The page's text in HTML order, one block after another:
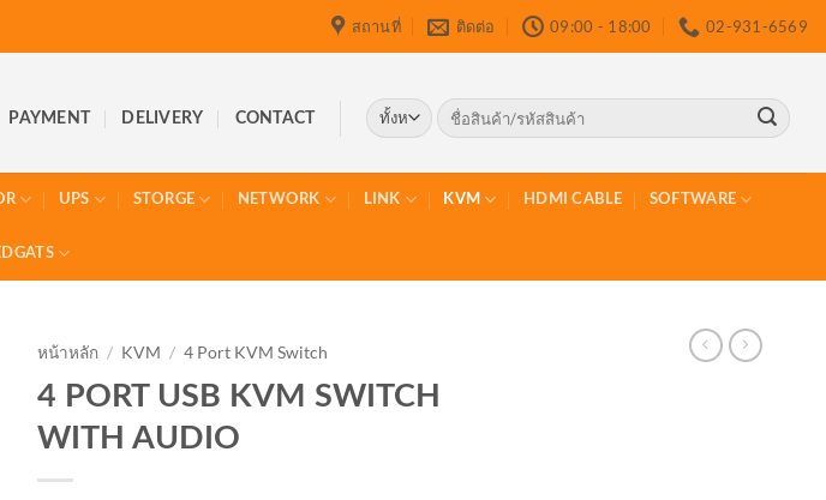
สถานที่ ติดต่อ 09:00 - 18:00 02-931-6569
PAYMENT DELIVERY CONTACT
ค้นหา:
UPS STORGE NETWORK LINK KVM HDMI CABLE SOFTWARE
หน้าหลัก / KVM / 4 Port KVM Switch
4 PORT USB KVM SWITCH
WITH AUDIO